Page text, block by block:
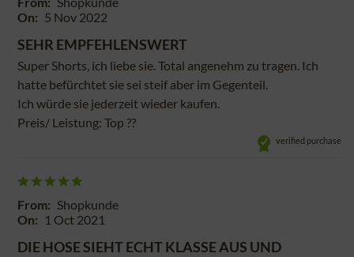
On: 5 Nov 2022
SEHR EMPFEHLENSWERT
Super Shorts, ich liebe sie. Total angenehm zu tragen. Ich
hatte befürchtet sie sei steif aber im Gegenteil.
Ich würde sie jederzeit wieder kaufen.
Preis/ Leistung: Top ??
verified purchase
From: Shopkunde
On: 1 Oct 2021
DIE HOSE SIEHT ECHT KLASSE AUS UND